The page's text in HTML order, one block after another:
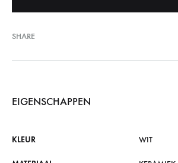
SHARE
EIGENSCHAPPEN
KLEUR WIT